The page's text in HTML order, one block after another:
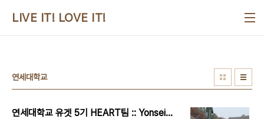
LIVE IT! LOVE IT!
연세대학교
연세대학교 유겟 5기 HEART팀 :: Yonsei Univ. uGET 5th. HEART team